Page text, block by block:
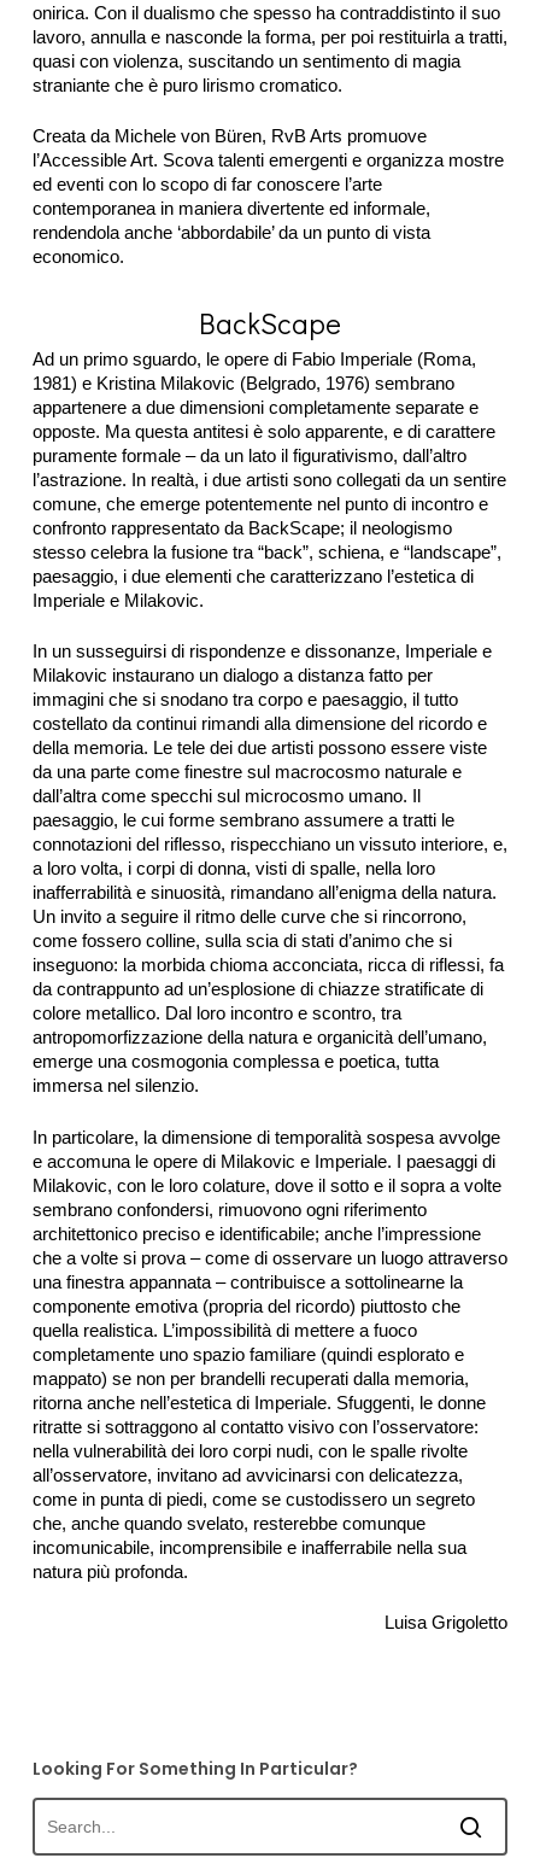
onirica. Con il dualismo che spesso ha contraddistinto il suo
lavoro, annulla e nasconde la forma, per poi restituirla a tratti,
quasi con violenza, suscitando un sentimento di magia
straniante che è puro lirismo cromatico.
Creata da Michele von Büren, RvB Arts promuove
l’Accessible Art. Scova talenti emergenti e organizza mostre
ed eventi con lo scopo di far conoscere l’arte
contemporanea in maniera divertente ed informale,
rendendola anche ‘abbordabile’ da un punto di vista
economico.
BackScape
Ad un primo sguardo, le opere di Fabio Imperiale (Roma,
1981) e Kristina Milakovic (Belgrado, 1976) sembrano
appartenere a due dimensioni completamente separate e
opposte. Ma questa antitesi è solo apparente, e di carattere
puramente formale – da un lato il figurativismo, dall’altro
l’astrazione. In realtà, i due artisti sono collegati da un sentire
comune, che emerge potentemente nel punto di incontro e
confronto rappresentato da BackScape; il neologismo
stesso celebra la fusione tra “back”, schiena, e “landscape”,
paesaggio, i due elementi che caratterizzano l’estetica di
Imperiale e Milakovic.
In un susseguirsi di rispondenze e dissonanze, Imperiale e
Milakovic instaurano un dialogo a distanza fatto per
immagini che si snodano tra corpo e paesaggio, il tutto
costellato da continui rimandi alla dimensione del ricordo e
della memoria. Le tele dei due artisti possono essere viste
da una parte come finestre sul macrocosmo naturale e
dall’altra come specchi sul microcosmo umano. Il
paesaggio, le cui forme sembrano assumere a tratti le
connotazioni del riflesso, rispecchiano un vissuto interiore, e,
a loro volta, i corpi di donna, visti di spalle, nella loro
inafferrabilità e sinuosità, rimandano all’enigma della natura.
Un invito a seguire il ritmo delle curve che si rincorrono,
come fossero colline, sulla scia di stati d’animo che si
inseguono: la morbida chioma acconciata, ricca di riflessi, fa
da contrappunto ad un’esplosione di chiazze stratificate di
colore metallico. Dal loro incontro e scontro, tra
antropomorfizzazione della natura e organicità dell’umano,
emerge una cosmogonia complessa e poetica, tutta
immersa nel silenzio.
In particolare, la dimensione di temporalità sospesa avvolge
e accomuna le opere di Milakovic e Imperiale. I paesaggi di
Milakovic, con le loro colature, dove il sotto e il sopra a volte
sembrano confondersi, rimuovono ogni riferimento
architettonico preciso e identificabile; anche l’impressione
che a volte si prova – come di osservare un luogo attraverso
una finestra appannata – contribuisce a sottolinearne la
componente emotiva (propria del ricordo) piuttosto che
quella realistica. L’impossibilità di mettere a fuoco
completamente uno spazio familiare (quindi esplorato e
mappato) se non per brandelli recuperati dalla memoria,
ritorna anche nell’estetica di Imperiale. Sfuggenti, le donne
ritratte si sottraggono al contatto visivo con l’osservatore:
nella vulnerabilità dei loro corpi nudi, con le spalle rivolte
all’osservatore, invitano ad avvicinarsi con delicatezza,
come in punta di piedi, come se custodissero un segreto
che, anche quando svelato, resterebbe comunque
incomunicabile, incomprensibile e inafferrabile nella sua
natura più profonda.
Luisa Grigoletto
Looking For Something In Particular?